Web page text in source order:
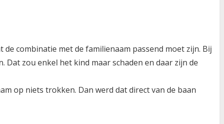
combinatie met de familienaam passend moet zijn. Bij
zou enkel het kind maar schaden en daar zijn de
op niets trokken. Dan werd dat direct van de baan